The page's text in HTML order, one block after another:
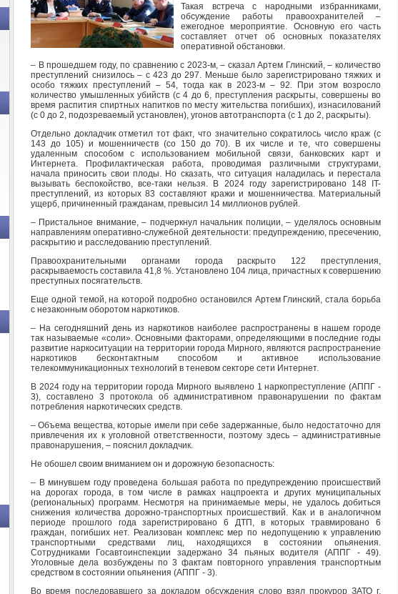
Такая встреча с народными избранниками,
обсуждение работы правоохранителей –
ежегодное мероприятие. Основную его часть
составляет отчет об основных показателях
оперативной обстановки.
– В прошедшем году, по сравнению с 2023-м, – сказал Артем Глинский, – количество
преступлений снизилось – с 423 до 297. Меньше было зарегистрировано тяжких и
особо тяжких преступлений – 54, тогда как в 2023-м – 92. При этом возросло
количество умышленных убийств (с 4 до 6, преступления раскрыты, совершены во
время распития спиртных напитков по месту жительства погибших), изнасилований
(с 0 до 2, подозреваемый установлен), угонов автотранспорта (с 1 до 2, раскрыты).
Отдельно докладчик отметил тот факт, что значительно сократилось число краж (с
143 до 105) и мошенничеств (со 150 до 70). В их числе и те, что совершены
удаленным способом с использованием мобильной связи, банковских карт и
Интернета. Профилактическая работа, проводимая различными структурами,
начала приносить свои плоды. Но сказать, что ситуация наладилась и перестала
вызывать беспокойство, все-таки нельзя. В 2024 году зарегистрировано 148 IT-
преступлений, из которых 83 составляют кражи и мошенничества. Материальный
ущерб, причиненный гражданам, превысил 14 миллионов рублей.
– Пристальное внимание, – подчеркнул начальник полиции, – уделялось основным
направлениям оперативно-служебной деятельности: предупреждению, пресечению,
раскрытию и расследованию преступлений.
Правоохранительными органами города раскрыто 122 преступления,
раскрываемость составила 41,8 %. Установлено 104 лица, причастных к совершению
преступных посягательств.
Еще одной темой, на которой подробно остановился Артем Глинский, стала борьба
с незаконным оборотом наркотиков.
– На сегодняшний день из наркотиков наиболее распространены в нашем городе
так называемые «соли». Основными факторами, определяющими в последние годы
развитие наркоситуации на территории города Мирного, являются распространение
наркотиков бесконтактным способом и активное использование
телекоммуникационных технологий в теневом секторе сети Интернет.
В 2024 году на территории города Мирного выявлено 1 наркопреступление (АППГ -
3), составлено 3 протокола об административном правонарушении по фактам
потребления наркотических средств.
– Объема вещества, которые имели при себе задержанные, было недостаточно для
привлечения их к уголовной ответственности, поэтому здесь – административные
правонарушения, – пояснил докладчик.
Не обошел своим вниманием он и дорожную безопасность:
– В минувшем году проведена большая работа по предупреждению происшествий
на дорогах города, в том числе в рамках нацпроекта и других муниципальных
(региональных) программ. Несмотря на принимаемые меры, не удалось добиться
снижения количества дорожно-транспортных происшествий. Как и в аналогичном
периоде прошлого года зарегистрировано 6 ДТП, в которых травмировано 6
граждан, погибших нет. Реализован комплекс мер по недопущению к управлению
транспортными средствами лиц, находящихся в состоянии опьянения.
Сотрудниками Госавтоинспекции задержано 34 пьяных водителя (АППГ - 49).
Уголовные дела возбуждены по 3 фактам повторного управления транспортным
средством в состоянии опьянения (АППГ - 3).
Во время последовавшего за докладом обсуждения слово взял прокурор ЗАТО г.